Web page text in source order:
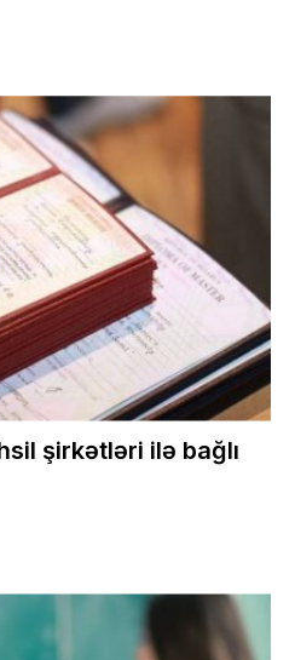
şirkətləri ilə bağlı